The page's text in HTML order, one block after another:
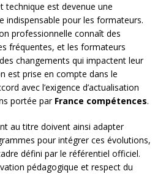
technique est devenue une
indispensable pour les formateurs.
professionnelle connaît des
fréquentes, et les formateurs
changements qui impactent leur
est prise en compte dans le
avec l’exigence d’actualisation
portée par France compétences.
au titre doivent ainsi adapter
pour intégrer ces évolutions,
défini par le référentiel officiel.
pédagogique et respect du